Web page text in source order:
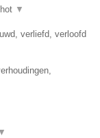
▼
verliefd, verloofd
▼